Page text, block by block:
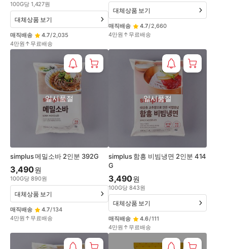
100G당 1,427원
매직배송 4.7/2,035
4만원↑무료배송
대체상품 보기
매직배송 4.7/2,660
4만원↑무료배송
대체상품 보기
simplus 메밀소바 2인분 392G
일시품절
3,490원
100G당 890원
매직배송 4.7/134
4만원↑무료배송
대체상품 보기
simplus 함흥 비빔냉면 2인분 414
G
일시품절
3,490원
100G당 843원
매직배송 4.6/111
4만원↑무료배송
대체상품 보기